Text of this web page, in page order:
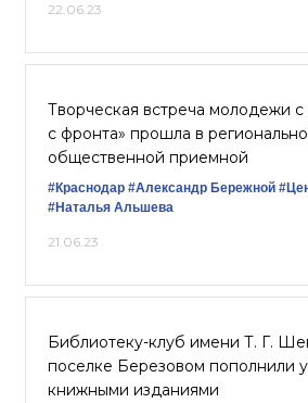
22.06.23
Творческая встреча молодежи
с фронта» прошла в
общественной приемной
#Краснодар #Александр Бережной
#Наталья Альшева
21.06.23
Библиотеку-клуб имени Т. Г.
поселке Березовом пополнили
книжными изданиями